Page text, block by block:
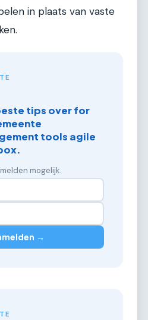
in plaats van vaste
tips over for
tools agile
mogelijk.
→